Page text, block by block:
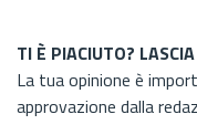
TI È PIACIUTO?
La tua opinione è
approvazione dalla